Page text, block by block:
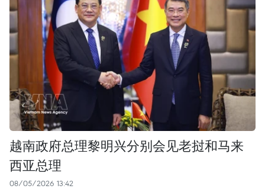
越南政府总理黎明兴分别会见老挝和马来
西亚总理
08/05/2026 13:42